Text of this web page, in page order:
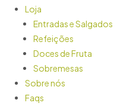
Loja
Entradas e Salgados
Refeições
Doces de Fruta
Sobremesas
Sobre nós
Faqs